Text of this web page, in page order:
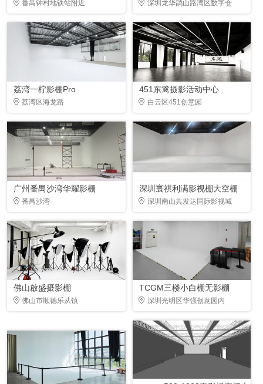
番禺钟村地铁站附近 深圳龙华鹊山路湾区数字仓
荔湾一柠影棚Pro
荔湾区海龙路
451东篱摄影活动中心
白云区451创意园
广州番禺沙湾华耀影棚
番禺沙湾
深圳寰祺利满影视棚大空棚
深圳南山共发达国际影视城
佛山啟盛摄影棚
佛山市顺德乐从镇
TCGM三楼小白棚无影棚
深圳光明区华强创意园内